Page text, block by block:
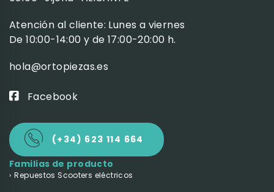
Atención al cliente: Lunes a viernes
De 10:00-14:00 y de 17:00-20:00 h.
hola@ortopiezas.es
Facebook
(+34) 623 114 664
Familias de producto
Repuestos Scooters eléctricos